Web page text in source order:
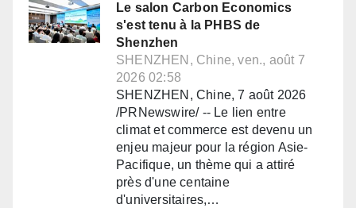
Le salon Carbon Economics
s'est tenu à la PHBS de
Shenzhen
SHENZHEN, Chine, ven., août 7
2026 02:58
SHENZHEN, Chine, 7 août 2026
/PRNewswire/ -- Le lien entre
climat et commerce est devenu un
enjeu majeur pour la région Asie-
Pacifique, un thème qui a attiré
près d'une centaine
d'universitaires,…